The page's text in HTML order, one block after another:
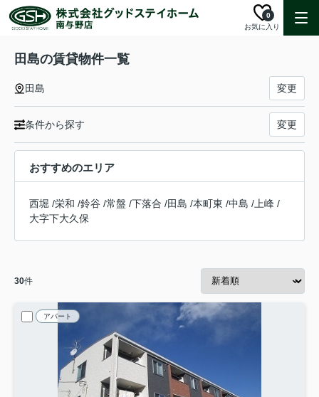
お気に入り
0
田島の賃貸物件一覧
田島 変更
条件から探す 変更
おすすめのエリア
西堀 /栄和 /鈴谷 /常盤 /下落合 /田島 /本町東 /中島 / 上峰 /
大字下大久保
30件
アパート